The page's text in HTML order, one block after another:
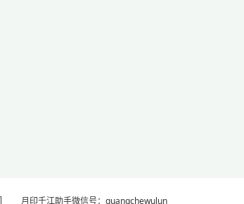
月印千江助手微信号：guangchewulun